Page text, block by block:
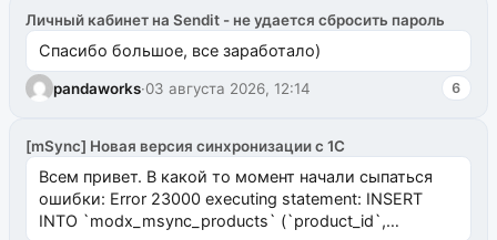
Личный кабинет на Sendit - не удается сбросить пароль
Спасибо большое, все заработало)
pandaworks·03 августа 2026, 12:14 6
[mSync] Новая версия синхронизации с 1С
Всем привет. В какой то момент начали сыпаться
ошибки: Error 23000 executing statement: INSERT
INTO `modx_msync_products` (`product_id`,